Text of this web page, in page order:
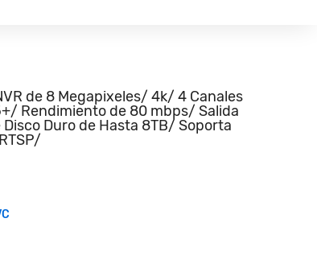
de 8 Megapixeles/ 4k/ 4 Canales
Rendimiento de 80 mbps/ Salida
Disco Duro de Hasta 8TB/ Soporta